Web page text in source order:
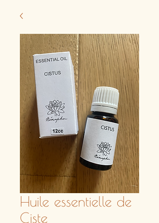
Huile essentielle de
Ciste